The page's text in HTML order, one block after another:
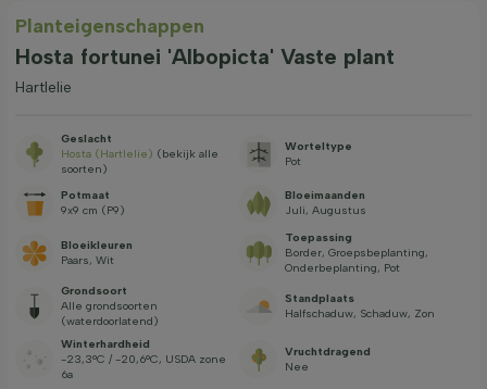
Planteigenschappen
Hosta fortunei 'Albopicta' Vaste plant
Hartlelie
Geslacht
Hosta (Hartlelie) (bekijk alle
soorten)
Worteltype
Pot
Potmaat
9x9 cm (P9)
Bloeimaanden
Juli, Augustus
Bloeikleuren
Paars, Wit
Toepassing
Border, Groepsbeplanting,
Onderbeplanting, Pot
Grondsoort
Alle grondsoorten
(waterdoorlatend)
Standplaats
Halfschaduw, Schaduw, Zon
Winterhardheid
-23,3°C / -20,6°C, USDA zone
6a
Vruchtdragend
Nee